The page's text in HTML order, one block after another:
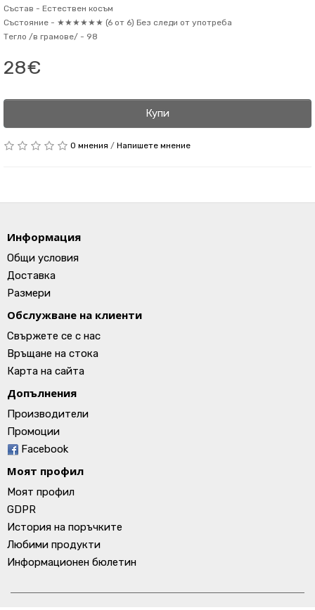
Състав - Естествен косъм
Състояние - ★★★★★★ (6 от 6) Без следи от употреба
Тегло /в грамове/ - 98
28€
Купи
0 мнения / Напишете мнение
Информация
Общи условия
Доставка
Размери
Обслужване на клиенти
Свържете се с нас
Връщане на стока
Карта на сайта
Допълнения
Производители
Промоции
Facebook
Моят профил
Моят профил
GDPR
История на поръчките
Любими продукти
Информационен бюлетин